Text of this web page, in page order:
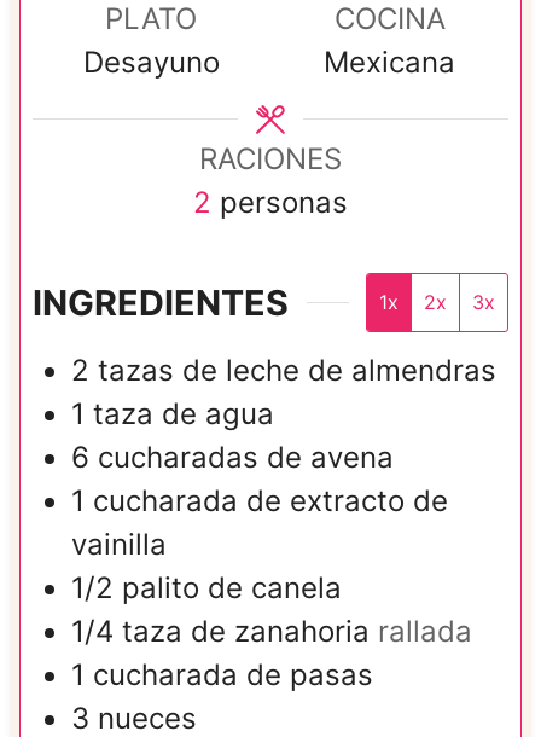
u
t
o
t
o
s
PLATO
Desayuno
COCINA
Mexicana
RACIONES
2 personas
INGREDIENTES 1x 2x 3x
2 tazas de leche de almendras
1 taza de agua
6 cucharadas de avena
1 cucharada de extracto de
vainilla
1/2 palito de canela
1/4 taza de zanahoria rallada
1 cucharada de pasas
3 nueces